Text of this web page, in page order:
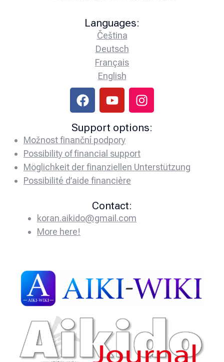
Languages:
Čeština
Deutsch
Français
English
Support options:
Možnost finanční podpory
Possibility of financial support
Möglichkeit der finanziellen Unterstützung
Possibilité d’aide financière
Contact:
koran.aikido@gmail.com
More here!